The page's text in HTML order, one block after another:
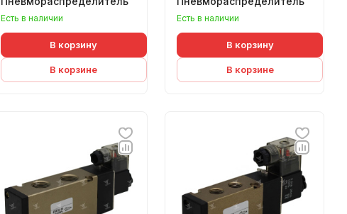
Есть в наличии
В корзину
В корзине
Есть в наличии
В корзину
В корзине